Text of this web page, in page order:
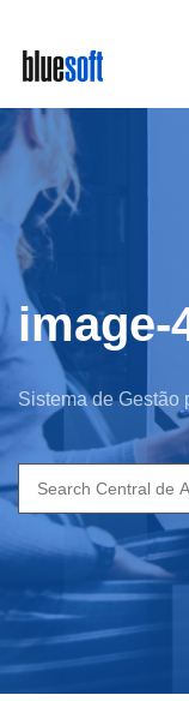
main
content
image-
Sistema de Gestão
Search
for: